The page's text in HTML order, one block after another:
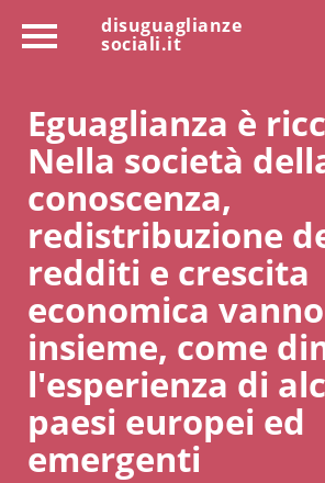
disuguaglianze
sociali.it
Eguaglianza è
Nella società
conoscenza,
redistribuzione
redditi e crescita
economica vanno
insieme, come
l'esperienza di
paesi europei ed
emergenti